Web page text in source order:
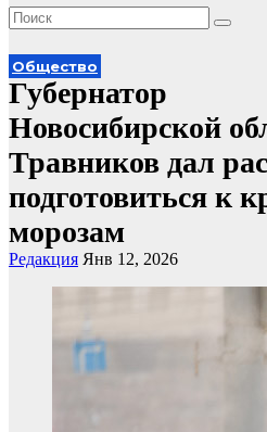
Общество
Губернатор
Новосибирской
Травников дал
подготовиться к
морозам
Редакция Янв 12, 2026